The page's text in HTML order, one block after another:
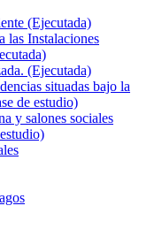
(Ejecutada)
las Instalaciones
(Ejecutada)
situadas bajo la
de estudio)
y salones sociales